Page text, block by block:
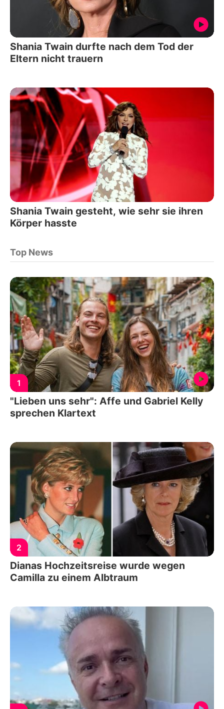
Shania Twain durfte nach dem Tod der
Eltern nicht trauern
Shania Twain gesteht, wie sehr sie ihren
Körper hasste
Top News
1
"Lieben uns sehr": Affe und Gabriel Kelly
sprechen Klartext
2
Dianas Hochzeitsreise wurde wegen
Camilla zu einem Albtraum